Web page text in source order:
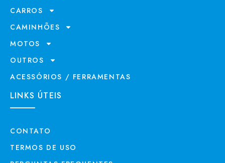
CARROS
CAMINHÕES
MOTOS
OUTROS
ACESSÓRIOS / FERRAMENTAS
LINKS ÚTEIS
CONTATO
TERMOS DE USO